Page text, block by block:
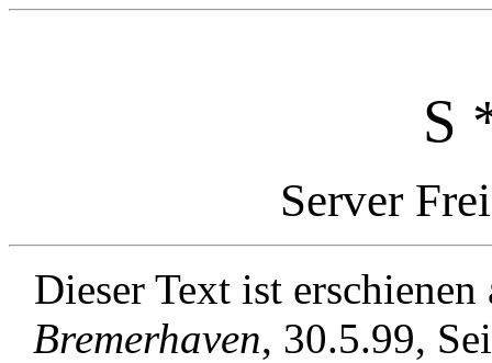
S
Server
Dieser Text ist
Bremerhaven, 30.5.99,